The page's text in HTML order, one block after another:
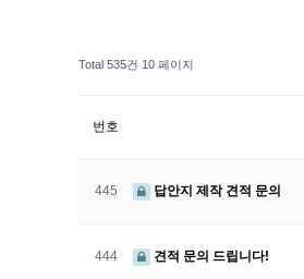
Total 535건 10 페이지
번호
445 답안지 제작 견적 문의
444 견적 문의 드립니다!